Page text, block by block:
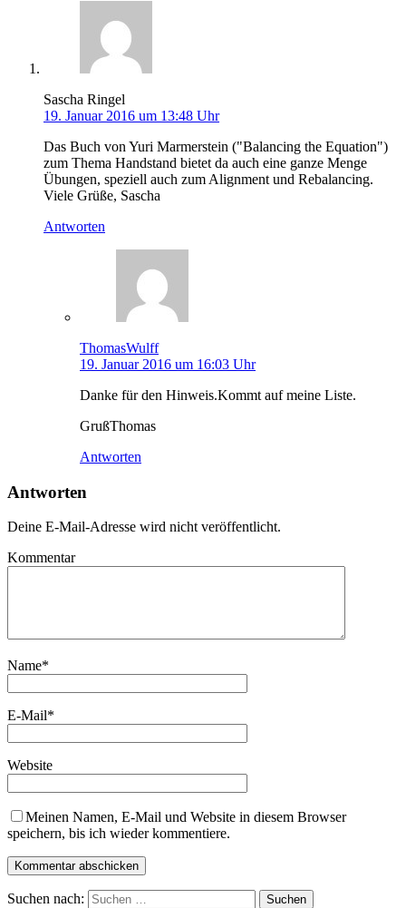
Sascha Ringel
19. Januar 2016 um 13:48 Uhr
Das Buch von Yuri Marmerstein ("Balancing the Equation")
zum Thema Handstand bietet da auch eine ganze Menge
Übungen, speziell auch zum Alignment und Rebalancing.
Viele Grüße, Sascha
Antworten
ThomasWulff
19. Januar 2016 um 16:03 Uhr
Danke für den Hinweis.Kommt auf meine Liste.
GrußThomas
Antworten
Antworten
Deine E-Mail-Adresse wird nicht veröffentlicht.
Kommentar
Name*
E-Mail*
Website
Meinen Namen, E-Mail und Website in diesem Browser
speichern, bis ich wieder kommentiere.
Suchen nach: